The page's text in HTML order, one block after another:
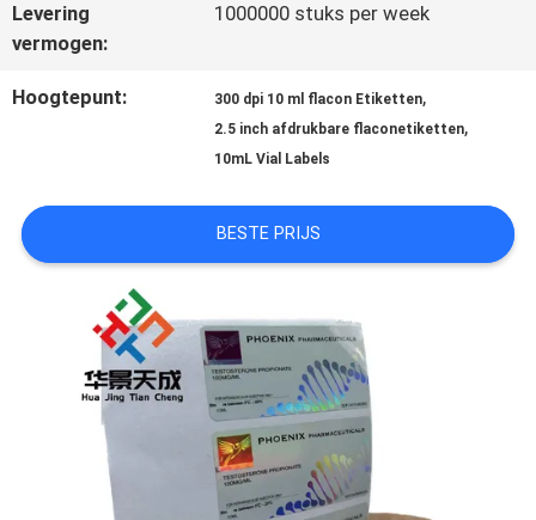
GEVALLEN
PRIVACY
Levering
vermogen:
1000000 stuks per week
Hoogtepunt: 300 dpi 10 ml flacon Etiketten,
2.5 inch afdrukbare flaconetiketten,
10mL Vial Labels
BESTE PRIJS